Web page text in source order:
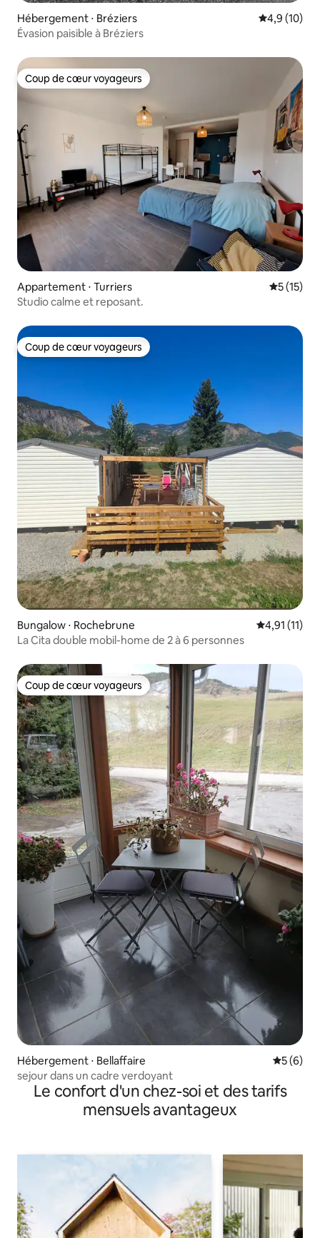
Hébergement ⋅ Bréziers Évaluation
4,9 (10)
Évasion paisible à Bréziers
Coup de cœur voyageurs
Coup de cœur voyageurs
Appartement ⋅ Turriers
5 (15)
Studio calme et reposant.
Coup de cœur voyageurs
Coup de cœur voyageurs
Bungalow ⋅ Rochebrune Évaluation
4,91 (11)
La Cita double mobil-home de 2 à 6 personnes
Coup de cœur voyageurs
Coup de cœur voyageurs
Hébergement ⋅ Bellaffaire
5 (6)
sejour dans un cadre verdoyant
Le confort d'un chez-soi et des tarifs
mensuels avantageux